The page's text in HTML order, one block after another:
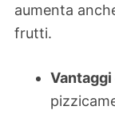
aumenta
frutti.